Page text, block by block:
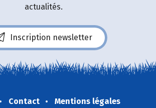
actualités.
Inscription newsletter
Contact
Mentions légales